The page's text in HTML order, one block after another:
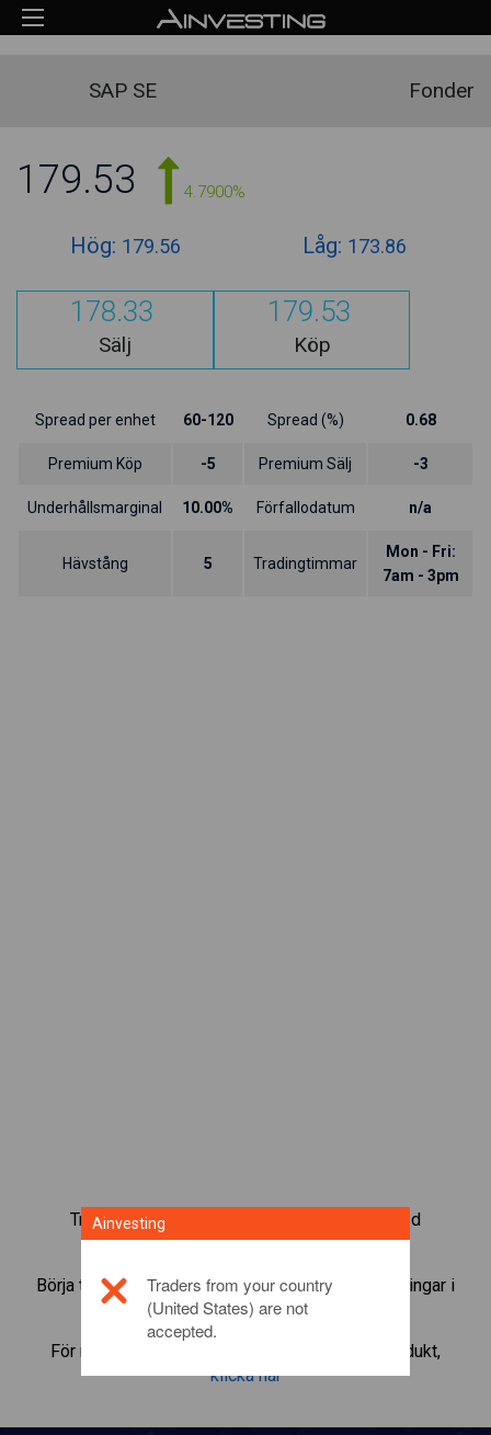
SAP SE Fonder
179.53 4.7900%
Hög: 179.56 Låg: 173.86
178.33
Sälj
179.53
Köp
Spread per enhet 60-120 Spread (%) 0.68
Premium Köp -5 Premium Sälj -3
Underhållsmarginal 10.00% Förfallodatum n/a
Hävstång 5 Tradingtimmar
Mon - Fri:
7am - 3pm
Trada mer än 1 000 internationella fonder med
Ainvestings CFD-tradingplattform.
Börja trada CFD:er iSAP SE. Få kurser och utdelningar i
realtid som om du själv ägde fonden.
För mer information om denna investeringsprodukt,
klicka här
Ainvesting
Traders from your country
(United States) are not
accepted.